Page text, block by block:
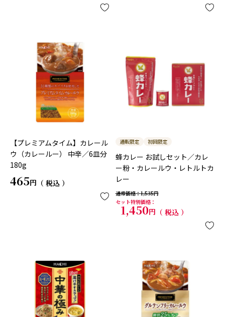
【プレミアムタイム】カレール
ウ（カレールー） 中辛／6皿分
180g
465 税込
通販限定 初回限定
蜂カレー お試しセット／カレ
ー粉・カレールウ・レトルトカ
レー
通常価格
1,535
セット特別価格
1,450 税込